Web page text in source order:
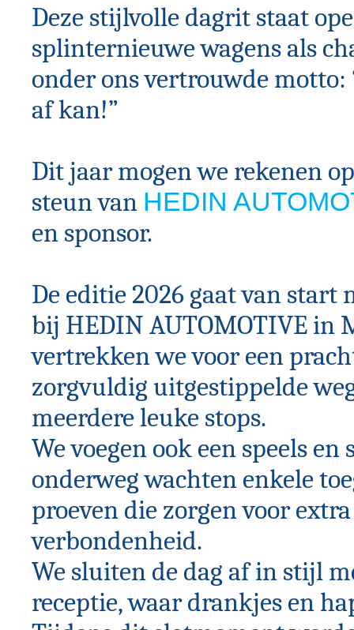
Deze stijlvolle dagrit staat
splinternieuwe wagens als
onder ons vertrouwde
af kan!”
Dit jaar mogen we rekenen
steun van HEDIN
en sponsor.
De editie 2026 gaat van
bij HEDIN AUTOMOTIVE in
vertrekken we voor een
zorgvuldig uitgestippelde
meerdere leuke stops.
We voegen ook een speels
onderweg wachten enkele
proeven die zorgen voor
verbondenheid.
We sluiten de dag af in stijl
receptie, waar drankjes en